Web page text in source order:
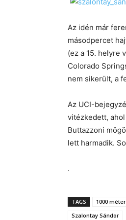
Az idén már
másodpercet
(ez a 15. helyre
Colorado
nem sikerült, a
Az UCI-
vitézkedett,
Buttazzoni
lett harmadik.
.
TAGS 1000 méter
Szalontay Sándor